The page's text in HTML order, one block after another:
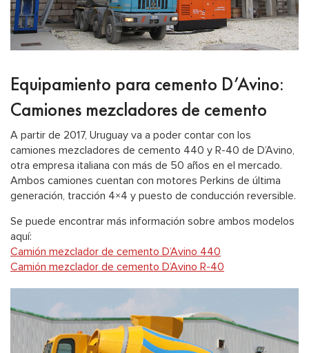
Equipamiento para cemento D’Avino:
Camiones mezcladores de cemento
A partir de 2017, Uruguay va a poder contar con los
camiones mezcladores de cemento 440 y R-40 de D’Avino,
otra empresa italiana con más de 50 años en el mercado.
Ambos camiones cuentan con motores Perkins de última
generación, tracción 4×4 y puesto de conducción reversible.
Se puede encontrar más información sobre ambos modelos
aquí:
Camión mezclador de cemento D’Avino 440
Camión mezclador de cemento D’Avino R-40